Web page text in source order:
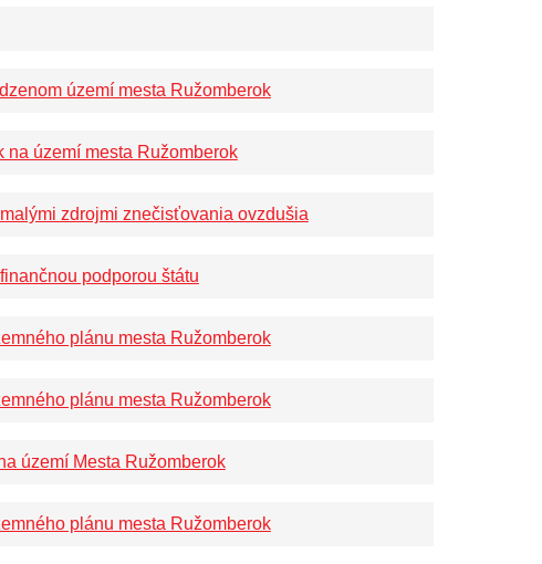
území mesta Ružomberok
území mesta Ružomberok
zdrojmi znečisťovania ovzdušia
podporou štátu
plánu mesta Ružomberok
plánu mesta Ružomberok
území Mesta Ružomberok
plánu mesta Ružomberok